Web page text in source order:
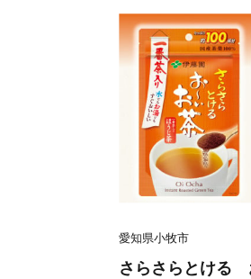
愛知県小牧市
さらさらとける